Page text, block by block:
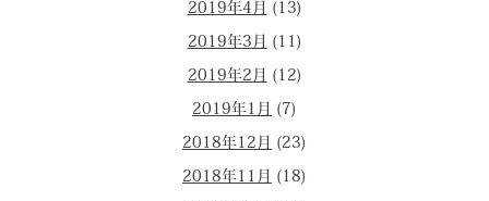
2019年4月 (13)
2019年3月 (11)
2019年2月 (12)
2019年1月 (7)
2018年12月 (23)
2018年11月 (18)